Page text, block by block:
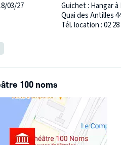
03/27
Guichet : Hangar à
Quai des Antilles
Tél. location : 02 28
100 noms